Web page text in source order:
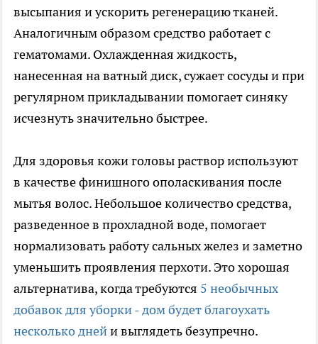
высыпания и ускорить регенерацию тканей.
Аналогичным образом средство работает с
гематомами. Охлажденная жидкость,
нанесенная на ватный диск, сужает сосуды и при
регулярном прикладывании помогает синяку
исчезнуть значительно быстрее.
Для здоровья кожи головы раствор используют
в качестве финишного ополаскивания после
мытья волос. Небольшое количество средства,
разведенное в прохладной воде, помогает
нормализовать работу сальных желез и заметно
уменьшить проявления перхоти. Это хорошая
альтернатива, когда требуются 5 необычных
добавок для уборки - дом будет благоухать
несколько днейи выглядеть безупречно.